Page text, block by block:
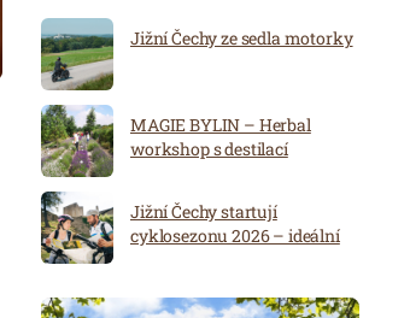
Jižní Čechy ze sedla motorky
MAGIE BYLIN – Herbal
workshop s destilací
Jižní Čechy startují
cyklosezonu 2026 – ideální